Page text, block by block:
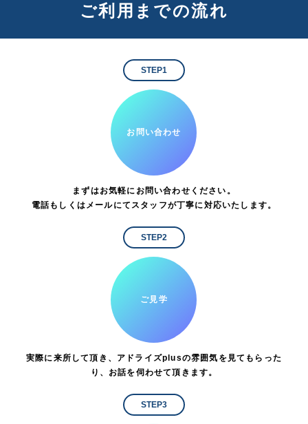
ご利用までの流れ
STEP1
お問い合わせ
まずはお気軽にお問い合わせください。
電話もしくはメールにてスタッフが丁寧に対応いたします。
STEP2
ご見学
実際に来所して頂き、アドライズplusの雰囲気を見てもらった
り、お話を伺わせて頂きます。
STEP3